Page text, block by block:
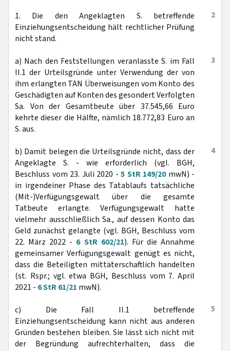
2
1. Die den Angeklagten S. betreffende
Einziehungsentscheidung hält rechtlicher Prüfung
nicht stand.
3
a) Nach den Feststellungen veranlasste S. im Fall
II.1 der Urteilsgründe unter Verwendung der von
ihm erlangten TAN Überweisungen vom Konto des
Geschädigten auf Konten des gesondert Verfolgten
Sa. Von der Gesamtbeute über 37.545,66 Euro
kehrte dieser die Hälfte, nämlich 18.772,83 Euro an
S. aus.
4
b) Damit belegen die Urteilsgründe nicht, dass der
Angeklagte S. - wie erforderlich (vgl. BGH,
Beschluss vom 23. Juli 2020 - 5 StR 149/20mwN) -
in irgendeiner Phase des Tatablaufs tatsächliche
(Mit-)Verfügungsgewalt über die gesamte
Tatbeute erlangte. Verfügungsgewalt hatte
vielmehr ausschließlich Sa., auf dessen Konto das
Geld zunächst gelangte (vgl. BGH, Beschluss vom
22. März 2022 - 6 StR 602/21). Für die Annahme
gemeinsamer Verfügungsgewalt genügt es nicht,
dass die Beteiligten mittäterschaftlich handelten
(st. Rspr.; vgl. etwa BGH, Beschluss vom 7. April
2021 - 6 StR 61/21 mwN).
5
c) Die Fall II.1 betreffende
Einziehungsentscheidung kann nicht aus anderen
Gründen bestehen bleiben. Sie lässt sich nicht mit
der Begründung aufrechterhalten, dass die